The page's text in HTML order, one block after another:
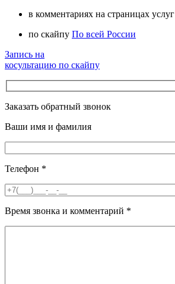
в комментариях на страницах услуг
по скайпу По всей России
Запись на
косультацию по скайпу
Заказать обратный звонок
Ваши имя и фамилия
Телефон *
Время звонка и комментарий *